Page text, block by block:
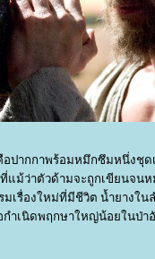
ปากกาพร้อมหมึกซึมหนึ่งชุ
ที่แม้ว่าตัวด้ามจะถูกเขียนจ
เรื่องใหม่ที่มีชีวิต น้ำยางใน
กำเนิดพฤกษาใหญ่น้อยในป่